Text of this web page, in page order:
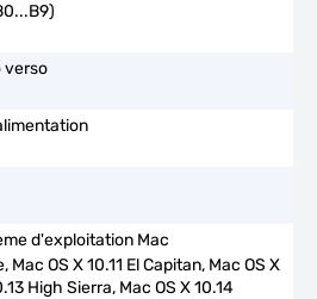
Mac OS X 10.11 El Capitan, Mac OS X
High Sierra, Mac OS X 10.14